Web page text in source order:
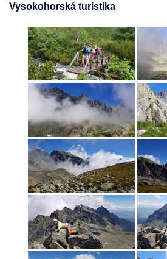
Vysokohorská turistika